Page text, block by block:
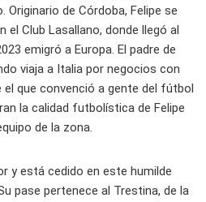
de Córdoba, Felipe se
Club Lasallano, donde llegó al
emigró a Europa. El padre de
viaja a Italia por negocios con
que convenció a gente del fútbol
la calidad futbolística de Felipe
de la zona.
y está cedido en este humilde
pase pertenece al Trestina, de la